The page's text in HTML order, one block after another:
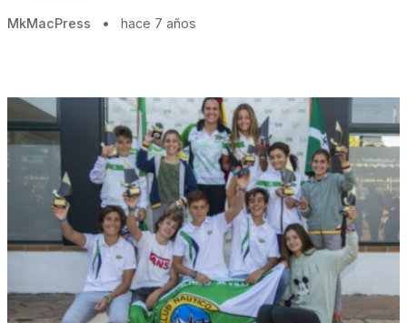
MkMacPress • hace 7 años